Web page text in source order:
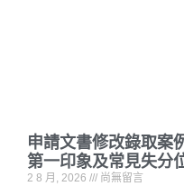
申請文書修改錄取案
第一印象及常見失分
2 8 月, 2026 尚無留言